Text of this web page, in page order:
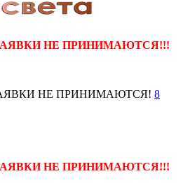
НЕ ПРИНИМАЮТСЯ!!!
НЕ ПРИНИМАЮТСЯ! 8
НЕ ПРИНИМАЮТСЯ!!!